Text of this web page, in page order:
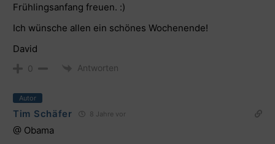
Frühlingsanfang freuen. :)
Ich wünsche allen ein schönes Wochenende!
David
0 Antworten
Autor
Tim Schäfer 8 Jahre vor
@ Obama